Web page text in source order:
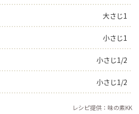
大さじ1
小さじ1
小さじ1/2
小さじ1/2
レシピ提供：味の素KK